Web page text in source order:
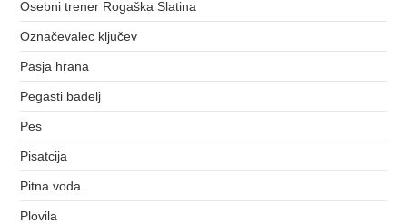
Osebni trener Rogaška Slatina
Označevalec ključev
Pasja hrana
Pegasti badelj
Pes
Pisatcija
Pitna voda
Plovila